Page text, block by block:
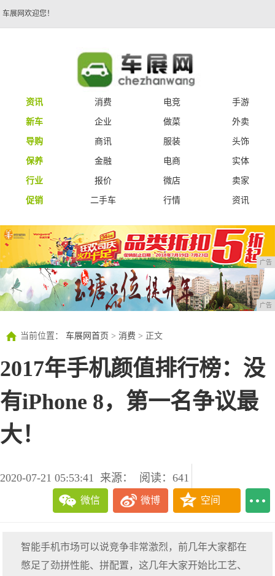
车展网欢迎您！
资讯 消费 电竞
手游
新车
企业 做菜
外卖
导购
商讯 服装
头饰
保养
金融 电商
实体
行业
报价 微店
卖家
促销
二手车 行情 资讯
广告
广告
当前位置： 车展网首页 > 消费 > 正文
2017年手机颜值排行榜：没
有iPhone 8，第一名争议最
大！
2020-07-21 05:53:41 来源： 阅读：641
微信 微博 空间
智能手机市场可以说竞争非常激烈，前几年大家都在
憋足了劲拼性能、拼配置，这几年大家开始比工艺、